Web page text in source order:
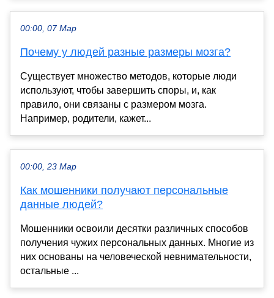
00:00, 07 Мар
Почему у людей разные размеры мозга?
Существует множество методов, которые люди
используют, чтобы завершить споры, и, как
правило, они связаны с размером мозга.
Например, родители, кажет...
00:00, 23 Мар
Как мошенники получают персональные
данные людей?
Мошенники освоили десятки различных способов
получения чужих персональных данных. Многие из
них основаны на человеческой невнимательности,
остальные ...